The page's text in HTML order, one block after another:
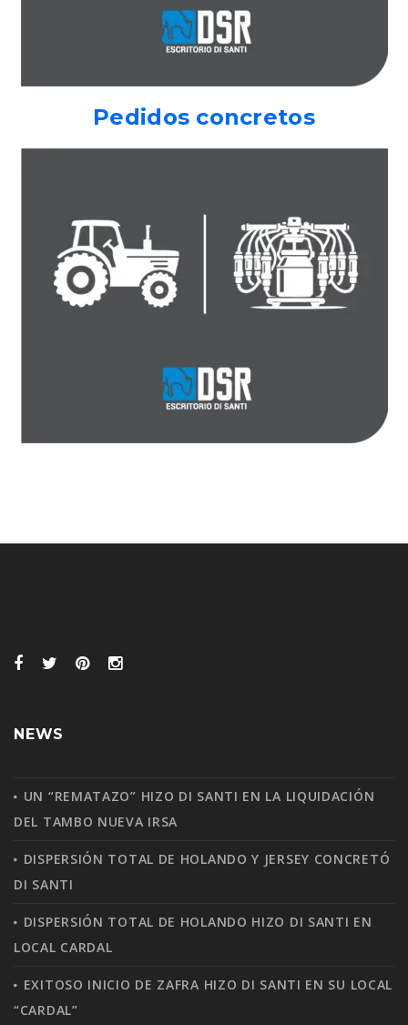
Pedidos concretos
NEWS
UN “REMATAZO” HIZO DI SANTI EN LA LIQUIDACIÓN
DEL TAMBO NUEVA IRSA
DISPERSIÓN TOTAL DE HOLANDO Y JERSEY CONCRETÓ
DI SANTI
DISPERSIÓN TOTAL DE HOLANDO HIZO DI SANTI EN
LOCAL CARDAL
EXITOSO INICIO DE ZAFRA HIZO DI SANTI EN SU LOCAL
“CARDAL”